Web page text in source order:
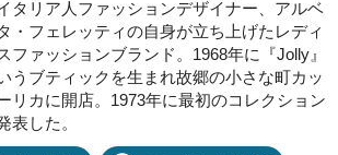
タリア人ファッションデザイナー、アルベ
・フェレッティの自身が立ち上げたレディ
ファッションブランド。1968年に『Jolly』
うブティックを生まれ故郷の小さな町カッ
リカに開店。1973年に最初のコレクション
表した。